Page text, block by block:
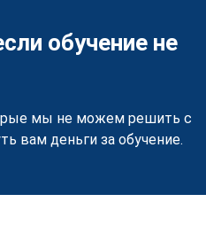
обучение не
мы не можем решить с
вам деньги за обучение.